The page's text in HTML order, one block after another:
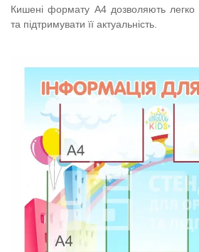
Кишені формату А4 дозволяють легко
та підтримувати її актуальність.